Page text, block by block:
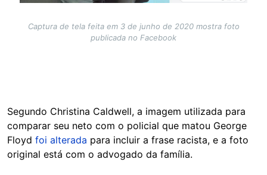
Captura de tela feita em 3 de junho de 2020 mostra foto
publicada no Facebook
Segundo Christina Caldwell, a imagem utilizada para
comparar seu neto com o policial que matou George
Floyd foi alterada para incluir a frase racista, e a foto
original está com o advogado da família.